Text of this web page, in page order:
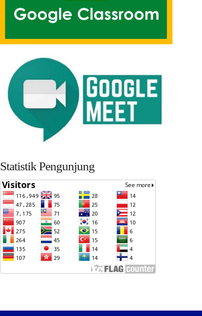
Statistik Pengunjung